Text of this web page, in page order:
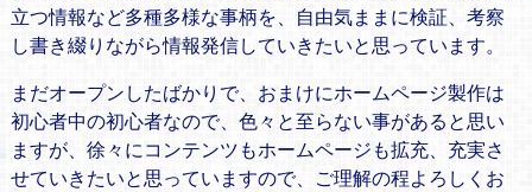
立つ情報など多種多様な事柄を、自由気ままに検証、考察
し書き綴りながら情報発信していきたいと思っています。
まだオープンしたばかりで、おまけにホームページ製作は
初心者中の初心者なので、色々と至らない事があると思い
ますが、徐々にコンテンツもホームページも拡充、充実さ
せていきたいと思っていますので、ご理解の程よろしくお